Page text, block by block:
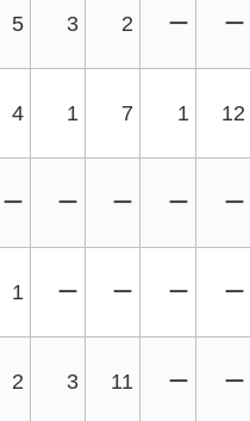
5 3 2 ー ー
4 1 7 1 12
ー ー ー ー ー
1 ー ー ー ー
2 3 11 ー ー